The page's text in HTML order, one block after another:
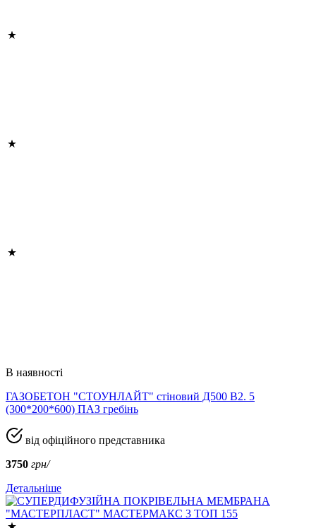
В наявності
ГАЗОБЕТОН "СТОУНЛАЙТ" стіновий Д500 В2. 5
(300*200*600) ПАЗ гребінь
від офіційного представника
3750 грн/
Детальніше